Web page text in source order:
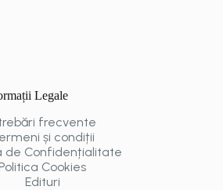
Legale
frecvente
și condiții
de Confidențialitate
Cookies
Edituri